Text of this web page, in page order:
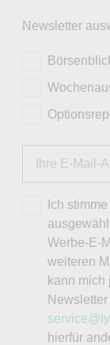
Newsletter
Ich
Werbe-E-
weiteren
kann mich
hierfür